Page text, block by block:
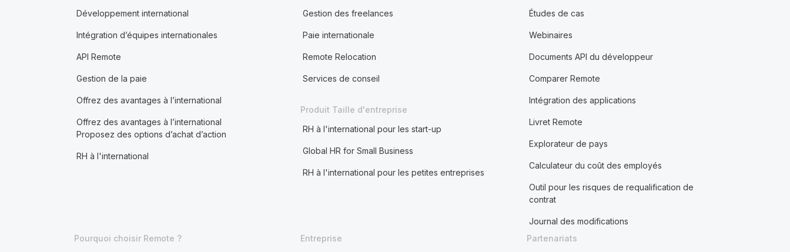
Développement international
Intégration d’équipes internationales
API Remote
Gestion de la paie
Offrez des avantages à l’international
Offrez des avantages à l’international
Proposez des options d’achat d’action
RH à l'international
Gestion des freelances
Paie internationale
Remote Relocation
Services de conseil
Produit Taille d'entreprise
RH à l'international pour les start-up
Global HR for Small Business
RH à l'international pour les petites entreprises
Études de cas
Webinaires
Documents API du développeur
Comparer Remote
Intégration des applications
Livret Remote
Explorateur de pays
Calculateur du coût des employés
Outil pour les risques de requalification de
contrat
Journal des modifications
Pourquoi choisir Remote ?
Entreprise
Partenariats